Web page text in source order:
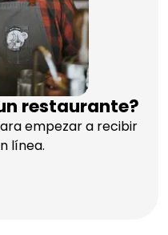
restaurante?
empezar a recibir
línea.